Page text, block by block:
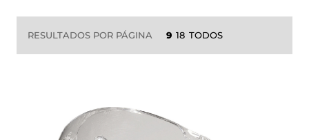
RESULTADOS POR PÁGINA 9 18 TODOS